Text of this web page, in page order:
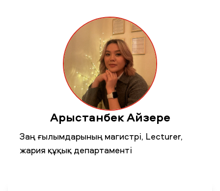
Академиялық өмір
Зерттеу және ғылым
Оқуға қабылдау және қолдау
MNU тынысыАрыстанбек Айзере
Заң ғылымдарының магистрі, Lecturer,
жария құқық департаменті